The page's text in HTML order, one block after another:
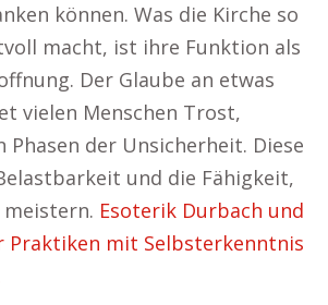
können. Was die Kirche so
macht, ist ihre Funktion als
Der Glaube an etwas
vielen Menschen Trost,
Phasen der Unsicherheit. Diese
und die Fähigkeit,
meistern. Esoterik Durbach und
Praktiken mit Selbsterkenntnis